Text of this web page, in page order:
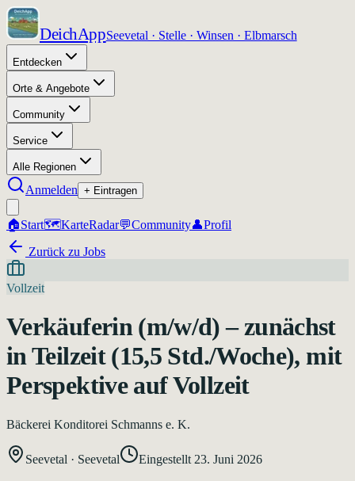
DeichAppSeevetal · Stelle · Winsen · Elbmarsch
Entdecken
Orte & Angebote
Community
Service
Alle Regionen
Anmelden + Eintragen
🏠Start🗺️KarteRadar💬Community👤Profil
Zurück zu Jobs
Vollzeit
Verkäuferin (m/w/d) – zunächst
in Teilzeit (15,5 Std./Woche), mit
Perspektive auf Vollzeit
Bäckerei Konditorei Schmanns e. K.
Seevetal · Seevetal Eingestellt 23. Juni 2026